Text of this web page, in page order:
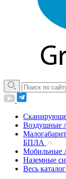
Воздушные
БПЛА
Мобильные
Наземные
Весь